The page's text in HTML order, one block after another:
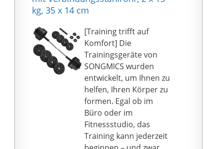
Stange jahrelang
💪 SICHER: Die
Hantelstange hat eine
Rändelung mit
doppelter
Griffmarkierung für
einen perfekten Griff
und ein stabiles
Drehlager für mehr
Gleichgewicht und
Sicherheit beim
Training. Darüber
kg, 35 x 14 cm
[Training trifft auf
Komfort] Die
Trainingsgeräte von
SONGMICS wurden
entwickelt, um Ihnen zu
helfen, Ihren Körper zu
formen. Egal ob im
Büro oder im
Fitnessstudio, das
Training kann jederzeit